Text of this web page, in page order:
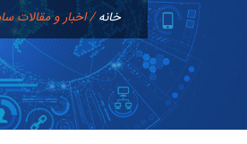
خانه/اخبار و مقالات